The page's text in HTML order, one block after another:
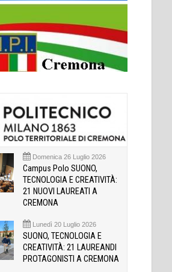
Domenica 26 Luglio 2026
Campus Polo SUONO,
TECNOLOGIA E CREATIVITÀ:
21 NUOVI LAUREATI A
CREMONA
Lunedì 20 Luglio 2026
SUONO, TECNOLOGIA E
CREATIVITÀ: 21 LAUREANDI
PROTAGONISTI A CREMONA